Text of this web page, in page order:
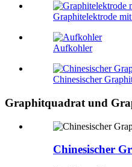
Graphitelektrode
Aufkohler
Chinesischer
Graphitquadrat und
Chinesischer